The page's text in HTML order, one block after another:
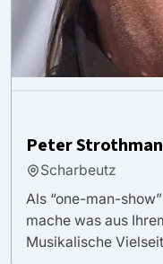
Peter
Scharbeutz
Als “one-man-
mache was aus
Musikalische